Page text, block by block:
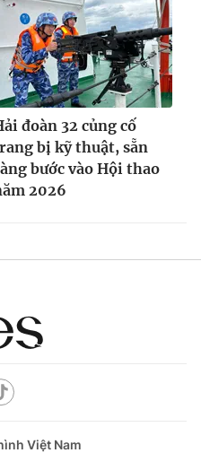
đoàn 32 củng cố
bị kỹ thuật, sẵn
bước vào Hội thao
2026
Việt Nam